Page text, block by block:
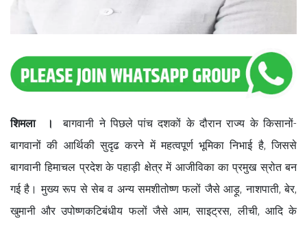
शिमला ।
बागवानी ने पिछले पांच दशकों के दौरान राज्य के किसानों-
बागवानों की आर्थिकी सुदृढ करने में महत्वपूर्ण भूमिका निभाई है, जिससे
बागवानी हिमाचल प्रदेश के पहाड़ी क्षेत्र में आजीविका का प्रमुख स्रोत बन
गई है। मुख्य रूप से सेब व अन्य समशीतोष्ण फलों जैसे आड़ू, नाशपाती, बेर,
खुमानी और उपोष्णकटिबंधीय फलों जैसे आम, साइट्रस, लीची, आदि के